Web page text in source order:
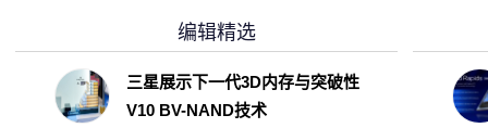
编辑精选
三星展示下一代3D内存与突破性
V10 BV-NAND技术